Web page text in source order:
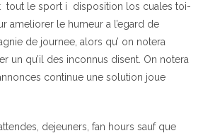
tout le sport i disposition los cuales toi-
ameliorer le humeur a l’egard de
de journee, alors qu’ on notera
un qu’il des inconnus disent. On notera
continue une solution joue
dejeuners, fan hours sauf que